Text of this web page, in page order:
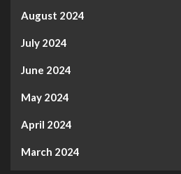
August 2024
July 2024
June 2024
May 2024
April 2024
March 2024